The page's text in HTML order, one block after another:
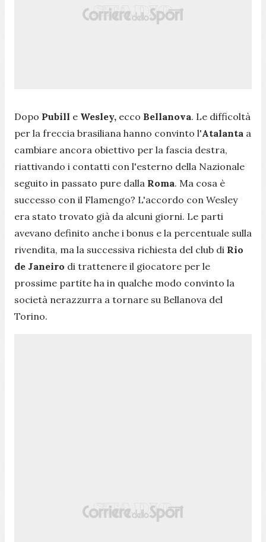
Dopo Pubill e Wesley, ecco Bellanova. Le difficoltà
per la freccia brasiliana hanno convinto l'Atalanta a
cambiare ancora obiettivo per la fascia destra,
riattivando i contatti con l'esterno della Nazionale
seguito in passato pure dalla Roma. Ma cosa è
successo con il Flamengo? L'accordo con Wesley
era stato trovato già da alcuni giorni. Le parti
avevano definito anche i bonus e la percentuale sulla
rivendita, ma la successiva richiesta del club di Rio
de Janeiro di trattenere il giocatore per le
prossime partite ha in qualche modo convinto la
società nerazzurra a tornare su Bellanova del
Torino.